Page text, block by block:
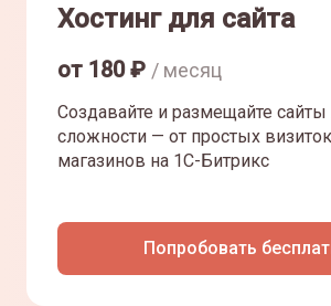
Хостинг для сайта
от 180₽ / месяц
Создавайте и размещайте
сложности — от простых
магазинов на 1С-Битрикс
Попробовать